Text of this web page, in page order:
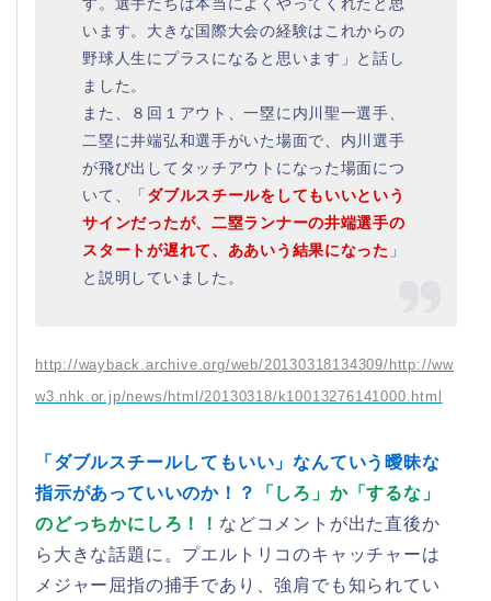
います。大きな国際大会の経験はこれからの
野球人生にプラスになると思います」と話し
ました。
また、８回１アウト、一塁に内川聖一選手、
二塁に井端弘和選手がいた場面で、内川選手
が飛び出してタッチアウトになった場面につ
いて、「 ダブルスチールをしてもいいという
サインだったが、二塁ランナーの井端選手の
スタートが遅れて、ああいう結果になった 」
と説明していました。
http://wayback.archive.org/web/20130318134309/http://ww
w3.nhk.or.jp/news/html/20130318/k10013276141000.html
「ダブルスチールしてもいい」なんていう曖昧な
指示があっていいのか！？
「しろ」か「するな」
のどっちかにしろ！！ などコメントが出た直後か
ら大きな話題に。プエルトリコのキャッチャーは
メジャー屈指の捕手であり、強肩でも知られてい